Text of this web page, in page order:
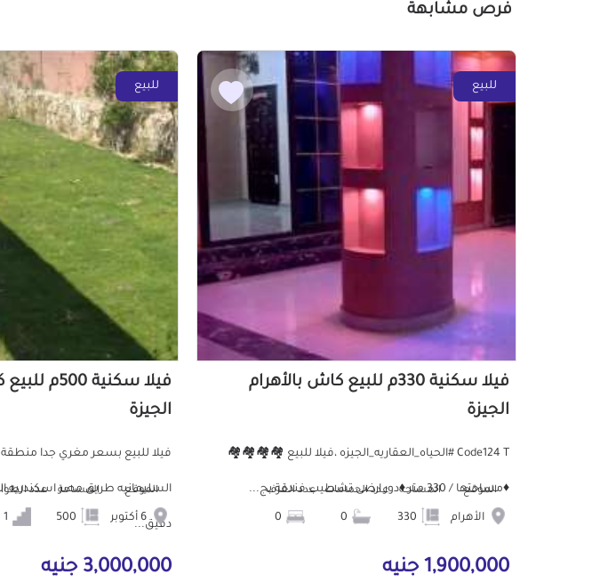
فرص مشابهة
للبيع
فيلا سكنية 330م للبيع كاش بالأهرام
الجيزة
Code124 T #الحياه_العقاريه_الجيزه ،فيلا للبيع 🏘️🏘️🏘️🏘️
♦️مساحتها / 330 متر ♦️دور ارضى تشطيب فندقة بج...
الموقع
الأهرام
المساحة عدد الحمامات عدد الغرف
1,900,000 جنيه
للبيع
الجيزة
فيلا للبيع بسعر مغري جدا
دقيق...
الموقع المساحة عدد
3,000,000 جنيه